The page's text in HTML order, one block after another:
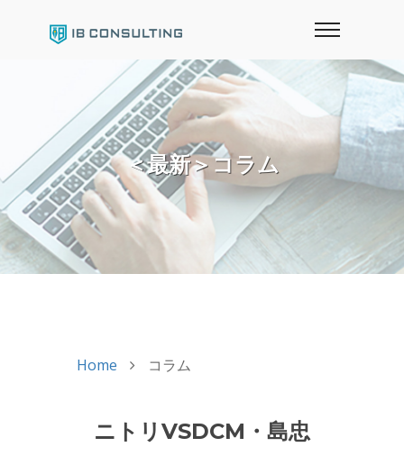
＜最新＞コラム
Home コラム
ニトリVSDCM・島忠